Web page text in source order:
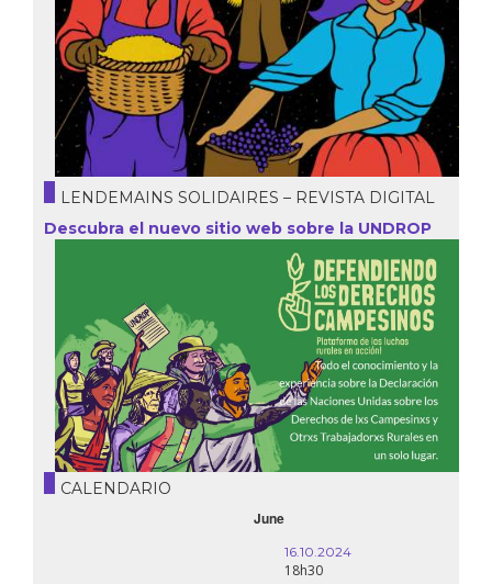
LENDEMAINS SOLIDAIRES – REVISTA DIGITAL
Descubra el nuevo sitio web sobre la UNDROP
CALENDARIO